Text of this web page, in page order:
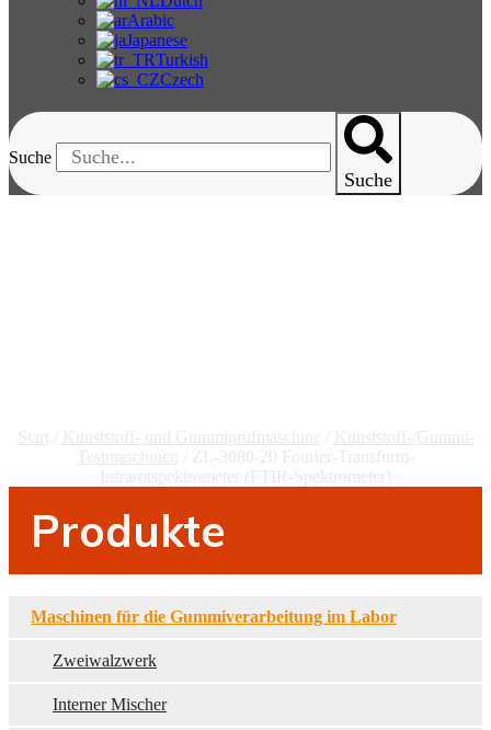
Arabic
Japanese
Turkish
Czech
Suche
Suche
Produkte
Maschinen für die Gummiverarbeitung im Labor
Zweiwalzwerk
Interner Mischer